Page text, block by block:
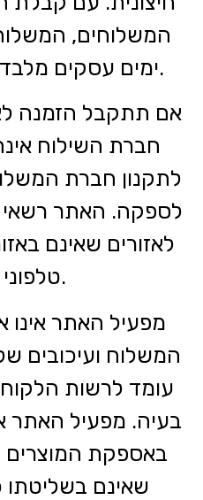
ימים עסקים מלבד יישובים מרוחקים.
חברת השילוח
לתקנון חברת
לספקה. האתר
לאזורים שאינם
טלפוני מראש.
המשלוח ועיכובים
עומד לרשות
בעיה. מפעיל האתר
באספקת המוצרים
שאינם